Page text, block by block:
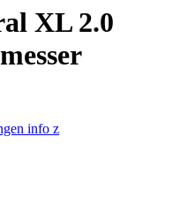
XL 2.0
info z